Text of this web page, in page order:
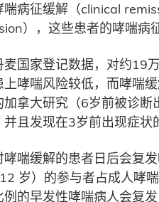
喘病征缓解（clinical
），这些患者的哮喘病
麦国家登记数据，对约19
上哮喘风险较低，而哮喘
加拿大研究（6岁前被诊
且发现在3岁前出现症状
哮喘缓解的患者日后会复
岁）的参与者占成人哮
例的早发性哮喘病人会复